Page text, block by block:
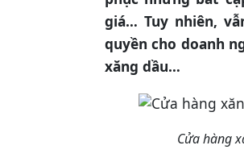
giá… Tuy nhiên,
quyền cho doanh
xăng dầu…
Cửa hàng